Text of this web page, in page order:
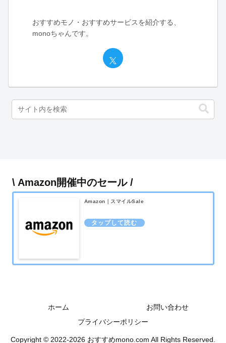
おすすめモノ・おすすめサービスを紹介する、
monoちゃんです。
\ Amazon開催中のセール /
Amazon｜スマイルSale
ホーム
お問い合わせ
プライバシーポリシー
Copyright © 2022-2026 おすすめmono.com All Rights Reserved.